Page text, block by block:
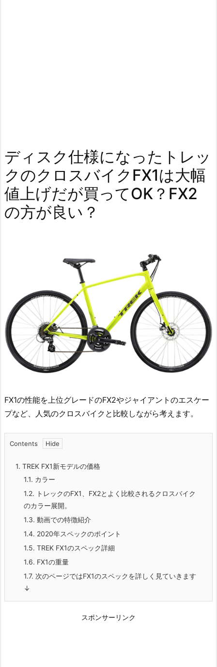
ディスク仕様になったトレッ
クのクロスバイクFX1は大幅
値上げだが買ってOK？FX2
の方が良い？
FX1の性能を上位グレードのFX2やジャイアントのエスケー
プなど、人気のクロスバイクと比較しながら考えます。
Contents
1. TREK FX1新モデルの価格
1.1. カラー
1.2. トレックのFX1、FX2とよく比較されるクロスバイク
のカラー展開。
1.3. 動画での特徴紹介
1.4. 2020年スペックのポイント
1.5. TREK FX1のスペック詳細
1.6. FX1の重量
1.7. 次のページではFX1のスペックを詳しく見ていきます
↓
スポンサーリンク